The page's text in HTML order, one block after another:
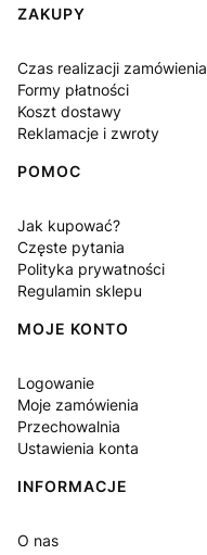
Linki w stopce
ZAKUPY
Czas realizacji zamówienia
Formy płatności
Koszt dostawy
Reklamacje i zwroty
POMOC
Jak kupować?
Częste pytania
Polityka prywatności
Regulamin sklepu
MOJE KONTO
Logowanie
Moje zamówienia
Przechowalnia
Ustawienia konta
INFORMACJE
O nas